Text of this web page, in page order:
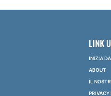
LINK
INIZIA
ABOUT
IL
PRIVACY